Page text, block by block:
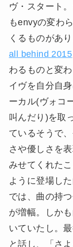
ヴ・スタート
もenvyの変わ
くるものがあ
all behind 2015
わるものと変
イヴを自分自
ーカル(ヴォコ
叫んだり)を取
ているそうで
さや優しさを
みせてくれた
ように登場し
では、曲の持
が増幅。しか
いていたし。
と話し、「さ